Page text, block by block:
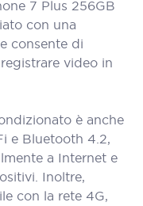
7 Plus 256GB
con una
consente di
video in
è anche
e Bluetooth 4.2,
a Internet e
Inoltre,
con la rete 4G,